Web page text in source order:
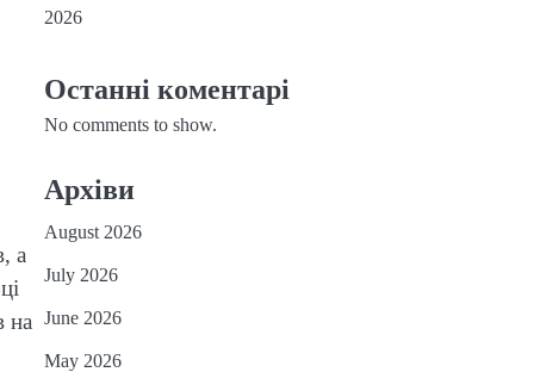
а
на
2026
Останні коментарі
No comments to show.
Архіви
August 2026
July 2026
June 2026
May 2026